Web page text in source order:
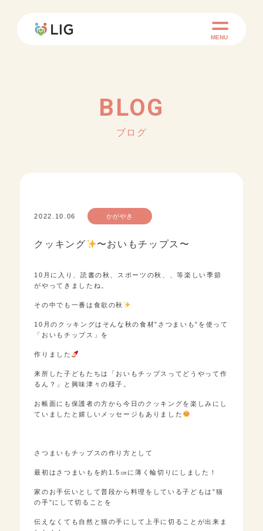
MENU
BLOG
ブログ
2022.10.06 かがやき
クッキング 〜おいもチップス〜
10月に入り、読書の秋、スポーツの秋、、等楽しい季節
がやってきましたね。
その中でも一番は食欲の秋
10月のクッキングはそんな秋の食材”さつまいも”を使って
「おいもチップス」を
作りました
来所した子どもたちは「おいもチップスってどうやって作
るん？」と興味津々の様子。
お帳面にも保護者の方から今日のクッキングを楽しみにし
ていましたと嬉しいメッセージもありました
さつまいもチップスの作り方として
最初はさつまいもを約1.5㎝に薄く輪切りにしました！
家のお手伝いとして普段から料理をしている子どもは”猫
の手”にして切ることを
伝えなくても自然と猫の手にして上手に切ることが出来ま